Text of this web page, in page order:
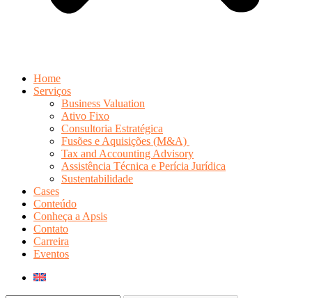
Home
Serviços
Business Valuation
Ativo Fixo
Consultoria Estratégica
Fusões e Aquisições (M&A)
Tax and Accounting Advisory
Assistência Técnica e Perícia Jurídica
Sustentabilidade
Cases
Conteúdo
Conheça a Apsis
Contato
Carreira
Eventos